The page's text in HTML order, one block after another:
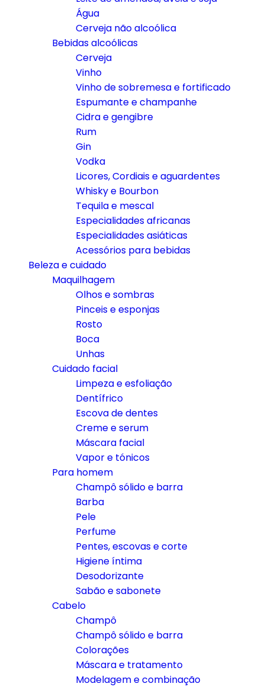
Água
Cerveja não alcoólica
Bebidas alcoólicas
Cerveja
Vinho
Vinho de sobremesa e fortificado
Espumante e champanhe
Cidra e gengibre
Rum
Gin
Vodka
Licores, Cordiais e aguardentes
Whisky e Bourbon
Tequila e mescal
Especialidades africanas
Especialidades asiáticas
Acessórios para bebidas
Beleza e cuidado
Maquilhagem
Olhos e sombras
Pinceis e esponjas
Rosto
Boca
Unhas
Cuidado facial
Limpeza e esfoliação
Dentífrico
Escova de dentes
Creme e serum
Máscara facial
Vapor e tónicos
Para homem
Champô sólido e barra
Barba
Pele
Perfume
Pentes, escovas e corte
Higiene íntima
Desodorizante
Sabão e sabonete
Cabelo
Champô
Champô sólido e barra
Colorações
Máscara e tratamento
Modelagem e combinação